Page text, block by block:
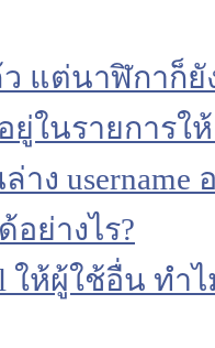
ว แต่นาฬิกาก็ยั
ในรายการใ
ง username
ย่างไร?
ให้ผู้ใช้อื่น ทำ